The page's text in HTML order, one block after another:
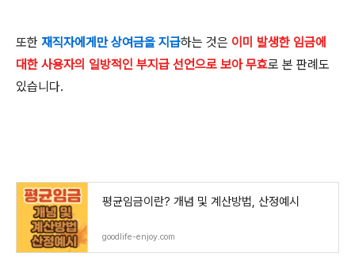
또한 재직자에게만 상여금을 지급하는 것은 이미 발생한 임금에
대한 사용자의 일방적인 부지급 선언으로 보아 무효로 본 판례도
있습니다.
평균임금이란? 개념 및 계산방법, 산정예시
goodlife-enjoy.com